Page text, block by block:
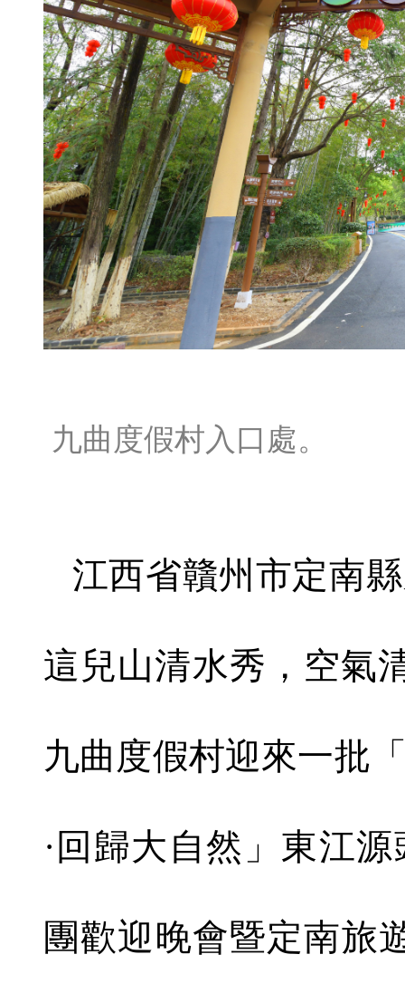
九曲度假村入口處。
江西省贛州市定南
這兒山清水秀，空氣
九曲度假村迎來一批
·回歸大自然」東江
團歡迎晚會暨定南旅